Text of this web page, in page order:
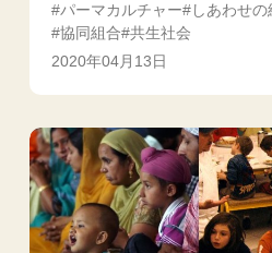
パーマカルチャー
しあわせの
協同組合 共生社会
2020年04月13日